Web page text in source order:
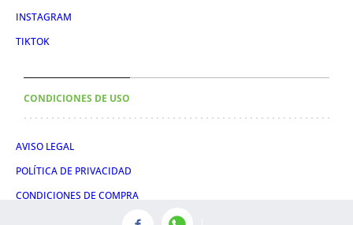
INSTAGRAM
TIKTOK
CONDICIONES DE USO
AVISO LEGAL
POLÍTICA DE PRIVACIDAD
CONDICIONES DE COMPRA